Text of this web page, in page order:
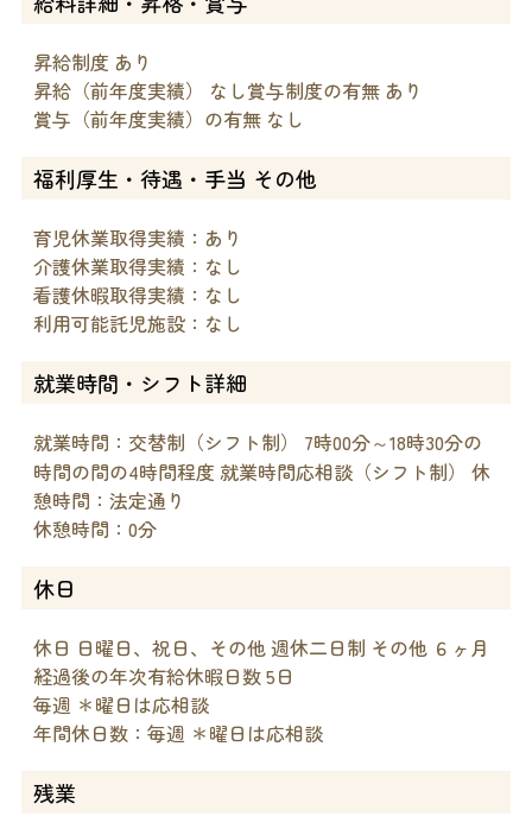
昇給制度 あり
昇給（前年度実績） なし賞与制度の有無 あり
賞与（前年度実績）の有無 なし
福利厚生・待遇・手当 その他
育児休業取得実績：あり
介護休業取得実績：なし
看護休暇取得実績：なし
利用可能託児施設：なし
就業時間・シフト詳細
就業時間：交替制（シフト制） 7時00分～18時30分の
時間の間の4時間程度 就業時間応相談（シフト制） 休
憩時間：法定通り
休憩時間：0分
休日
休日 日曜日、祝日、その他 週休二日制 その他 ６ヶ月
経過後の年次有給休暇日数 5日
毎週 ＊曜日は応相談
年間休日数：毎週 ＊曜日は応相談
残業